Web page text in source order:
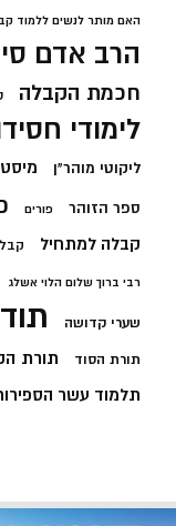
האם מותר לנשים ללמוד
הרב אדם
חכמת הקבלה
לימודי
ליקוטי מוהר"ן
ספר הזוהר פורים
קבלה למתחיל
רבי ברוך שלום הלוי אשלג
שערי קדושה
תורת הסוד תורת
תלמוד עשר